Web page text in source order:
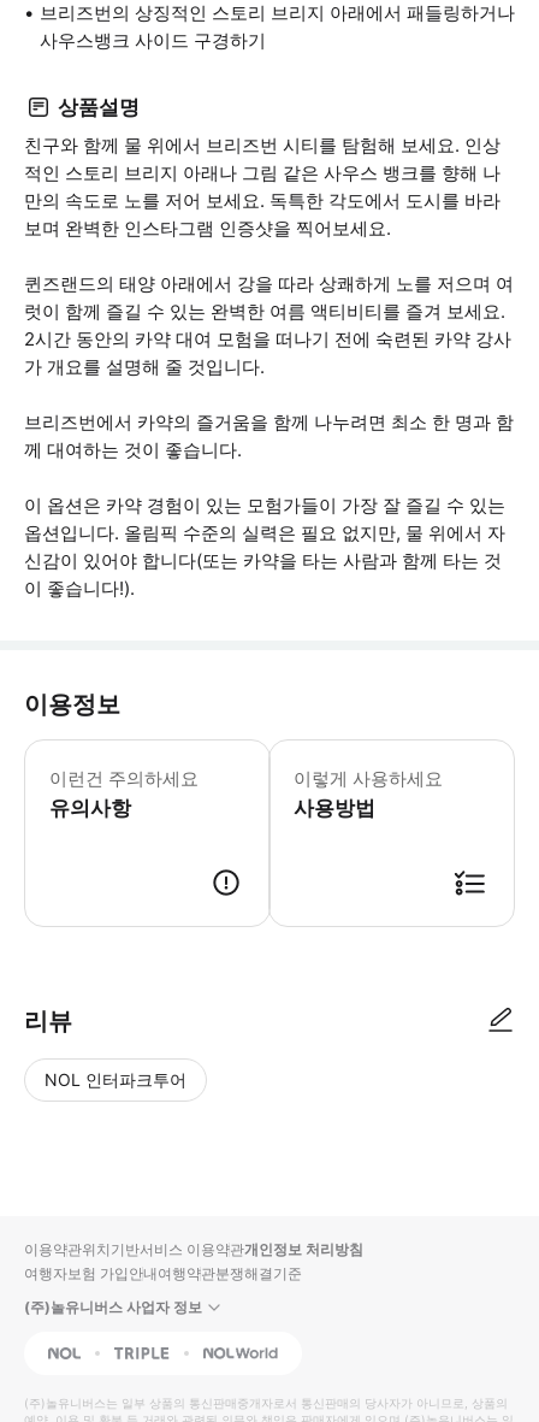
브리즈번의 상징적인 스토리 브리지 아래에서 패들링하거나
사우스뱅크 사이드 구경하기
상품설명
친구와 함께 물 위에서 브리즈번 시티를 탐험해 보세요. 인상
적인 스토리 브리지 아래나 그림 같은 사우스 뱅크를 향해 나
만의 속도로 노를 저어 보세요. 독특한 각도에서 도시를 바라
보며 완벽한 인스타그램 인증샷을 찍어보세요.
퀸즈랜드의 태양 아래에서 강을 따라 상쾌하게 노를 저으며 여
럿이 함께 즐길 수 있는 완벽한 여름 액티비티를 즐겨 보세요.
2시간 동안의 카약 대여 모험을 떠나기 전에 숙련된 카약 강사
가 개요를 설명해 줄 것입니다.
브리즈번에서 카약의 즐거움을 함께 나누려면 최소 한 명과 함
께 대여하는 것이 좋습니다.
이 옵션은 카약 경험이 있는 모험가들이 가장 잘 즐길 수 있는
옵션입니다. 올림픽 수준의 실력은 필요 없지만, 물 위에서 자
신감이 있어야 합니다(또는 카약을 타는 사람과 함께 타는 것
이 좋습니다!).
이용정보
이런건 주의하세요
유의사항
- ****카약이 처음이거나 수영을 못하
이렇게 사용하세요
사용방법
리뷰
NOL 인터파크투어
입니
다.
높
동
순
상
이용약관위치기반서비스 이용약관개인정보 처리방침
여행자보험 가입안내여행약관분쟁해결기준
(주)놀유니버스 사업자 정보
NOL Triple Interpark Global
(주)놀유니버스는 일부 상품의 통신판매중개자로서 통신판매의 당사자가 아니므로, 상품의